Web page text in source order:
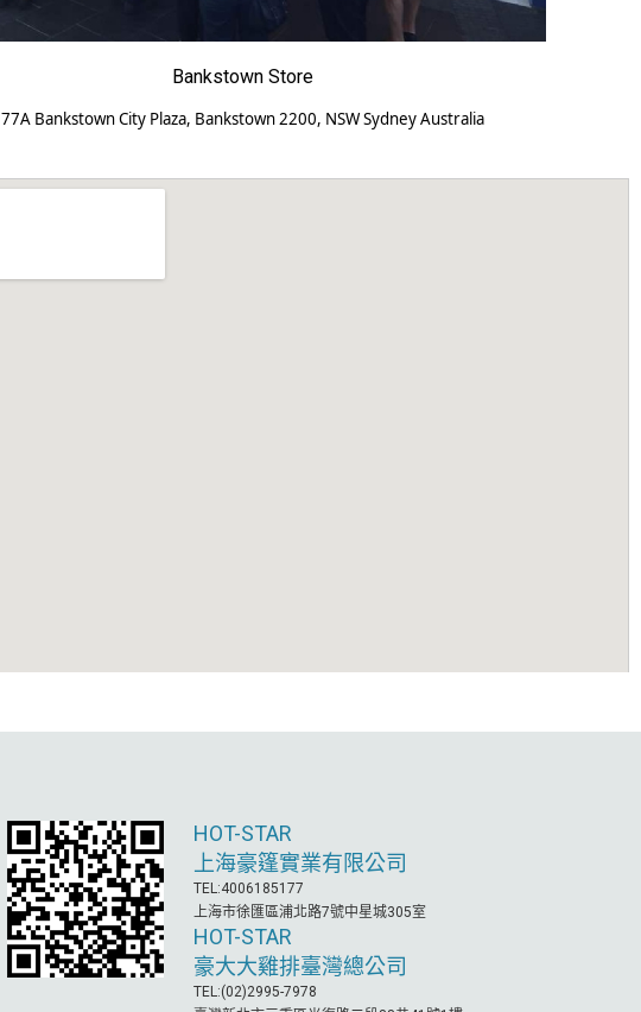
Bankstown Store
77A Bankstown City Plaza, Bankstown 2200, NSW Sydney Australia
HOT-STAR
上海豪篷實業有限公司
TEL:4006185177
上海市徐匯區浦北路7號中星城305室
HOT-STAR
豪大大雞排臺灣總公司
TEL:(02)2995-7978